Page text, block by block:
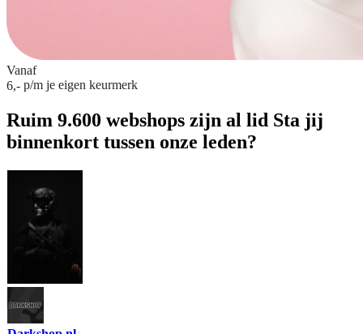
Vanaf
6,- p/m je eigen keurmerk
Ruim 9.600 webshops zijn al lid Sta jij
binnenkort tussen onze leden?